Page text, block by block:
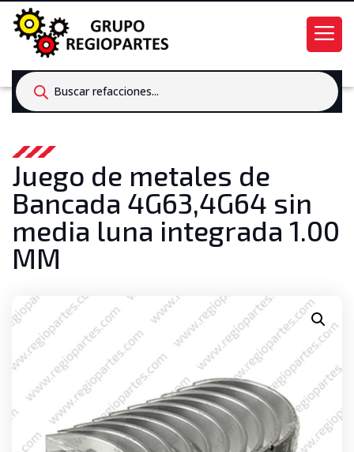
Products
search
Juego de metales de
Bancada 4G63,4G64 sin
media luna integrada 1.00
MM